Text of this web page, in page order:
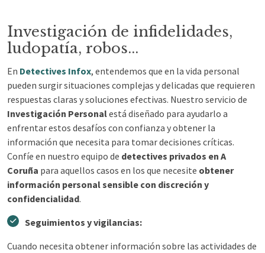
Investigación de infidelidades,
ludopatía, robos...
En Detectives Infox, entendemos que en la vida personal
pueden surgir situaciones complejas y delicadas que requieren
respuestas claras y soluciones efectivas. Nuestro servicio de
Investigación Personalestá diseñado para ayudarlo a
enfrentar estos desafíos con confianza y obtener la
información que necesita para tomar decisiones críticas.
Confíe en nuestro equipo de detectives privados en A
Coruña para aquellos casos en los que necesite obtener
información personal sensible con discreción y
confidencialidad.
Seguimientos y vigilancias:
Cuando necesita obtener información sobre las actividades de